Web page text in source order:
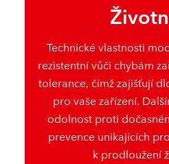
Technické vlastnosti
rezistentní vůči chybám
tolerance, čímž zajišťují
pro vaše zařízení.
odolnost proti
prevence unikajících
k prodloužení